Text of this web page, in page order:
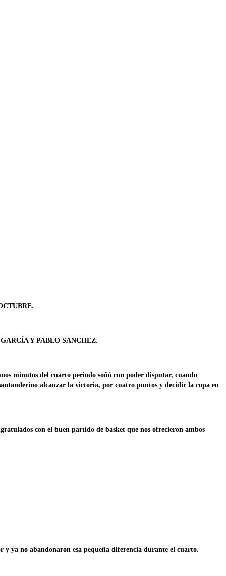
Y PABLO SANCHEZ.
minutos del cuarto periodo soñó con poder disputar, cuando
alcanzar la victoria, por cuatro puntos y decidir la copa en
con el buen partido de basket que nos ofrecieron ambos
ya no abandonaron esa pequeña diferencia durante el cuarto.